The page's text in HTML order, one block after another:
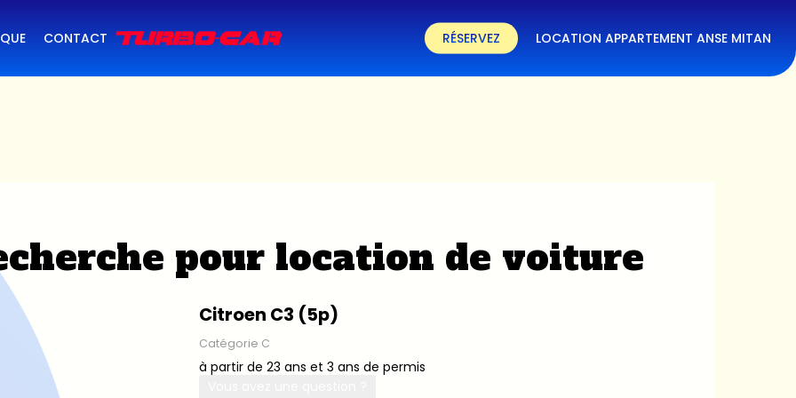
CONTACT RÉSERVEZ LOCATION APPARTEMENT ANSE MITAN
pour location de voiture
Citroen C3 (5p)
Catégorie C
à partir de 23 ans et 3 ans de permis